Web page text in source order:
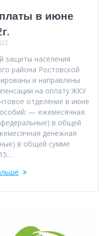
в июне
защиты населения
района Ростовской
и направлены
на оплату ЖКУ
отделение в июне
— ежемесячная
в общей
денежная
в общей сумме